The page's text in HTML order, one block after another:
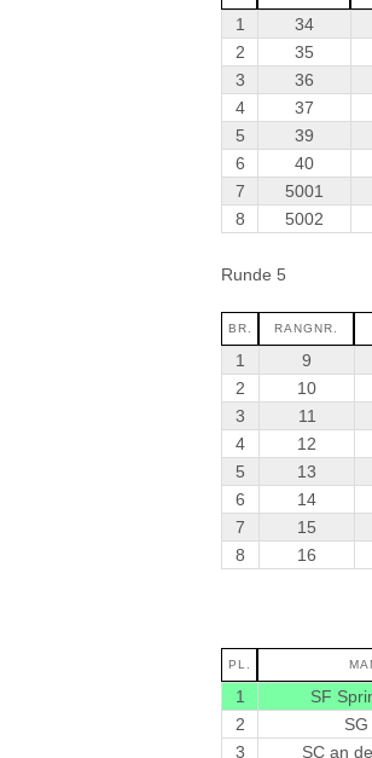
1 34
2
35
3
36
4
37
5
39
6
40
7
5001
8
5002
Runde 5
BR. RANGNR.
1 9
2
10
3
11
4
12
5
13
6
14
7
15
8
16
PL.
1 SF
2
3
SC an